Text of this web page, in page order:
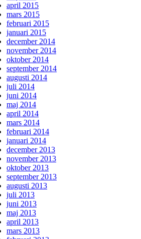
april 2015
mars 2015
februari 2015
januari 2015
december 2014
november 2014
oktober 2014
september 2014
augusti 2014
juli 2014
juni 2014
maj 2014
april 2014
mars 2014
februari 2014
januari 2014
december 2013
november 2013
oktober 2013
september 2013
augusti 2013
juli 2013
juni 2013
maj 2013
april 2013
mars 2013